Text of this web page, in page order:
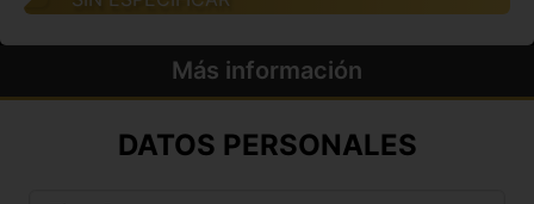
Más información
DATOS PERSONALES